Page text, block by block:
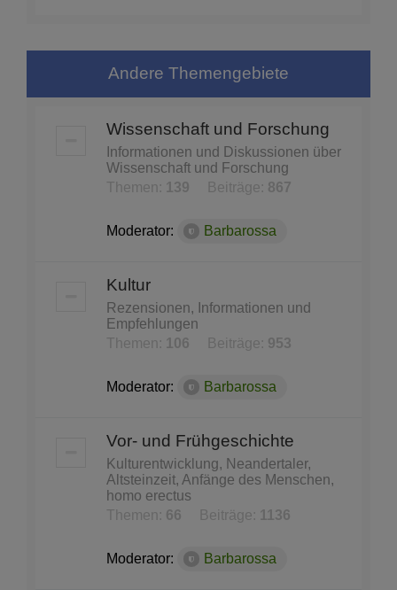
Andere Themengebiete
Wissenschaft und Forschung
Informationen und Diskussionen über
Wissenschaft und Forschung
Themen:
139 Beiträge: 867
Moderator: Barbarossa
Kultur
Rezensionen, Informationen und
Empfehlungen
Themen:
106 Beiträge: 953
Moderator: Barbarossa
Vor- und Frühgeschichte
Kulturentwicklung, Neandertaler,
Altsteinzeit, Anfänge des Menschen,
homo erectus
Themen: 66 Beiträge: 1136
Moderator: Barbarossa